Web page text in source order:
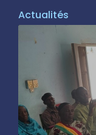
Actualités